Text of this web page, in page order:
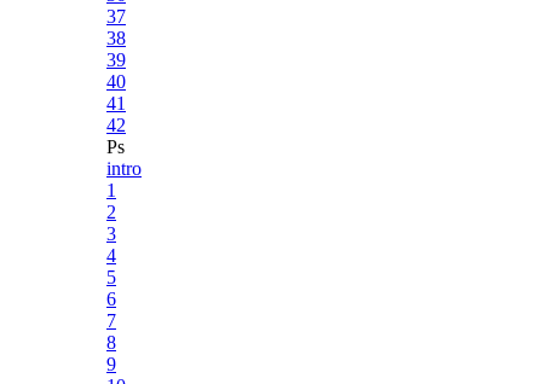
37
38
39
40
41
42
Ps
intro
1
2
3
4
5
6
7
8
9